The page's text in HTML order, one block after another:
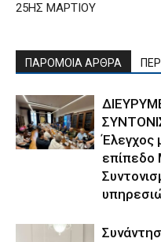
25ΗΣ ΜΑΡΤΙΟΥ
ΠΑΡΟΜΟΙΑ ΑΡΘΡΑ
Έλεγχος
επίπεδο